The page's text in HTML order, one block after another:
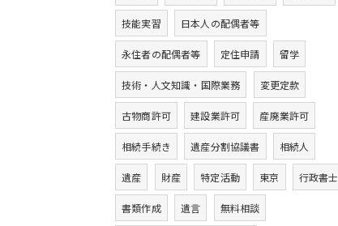
技能実習 日本人の配偶者等
永住者の配偶者等 定住申請 留学
技術・人文知識・国際業務 変更定款
古物商許可 建設業許可 産廃業許可
相続手続き 遺産分割協議書 相続人
遺産 財産 特定活動 東京 行政書士
書類作成 遺言 無料相談